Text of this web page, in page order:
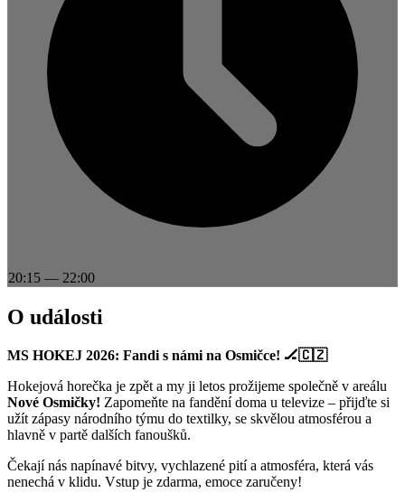
20:15 — 22:00
O události
MS HOKEJ 2026: Fandi s námi na Osmičce! 🏒🇨🇿
Hokejová horečka je zpět a my ji letos prožijeme společně v areálu
Nové Osmičky! Zapomeňte na fandění doma u televize – přijďte si
užít zápasy národního týmu do textilky, se skvělou atmosférou a
hlavně v partě dalších fanoušků.
Čekají nás napínavé bitvy, vychlazené pití a atmosféra, která vás
nenechá v klidu. Vstup je zdarma, emoce zaručeny!